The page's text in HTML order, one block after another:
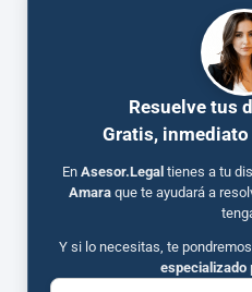
Resuelve tus
Gratis,
En Asesor.Legal tienes a tu
Amaraque te ayudará a
Y si lo necesitas, te
especializado